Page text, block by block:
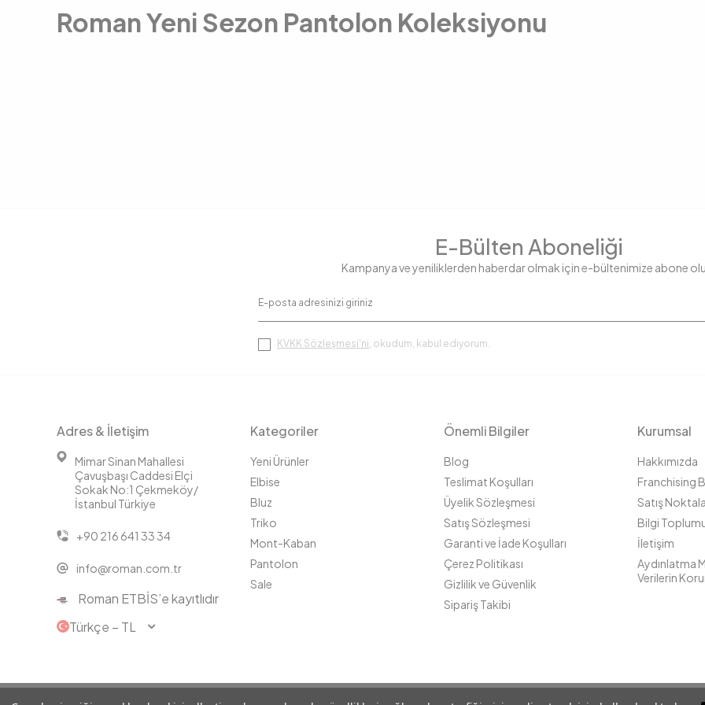
Roman Yeni Sezon Pantolon Koleksiyonu
E-Bülten Aboneliği
Kampanya ve yeniliklerden haberdar olmak için e-bültenimize abone
KVKK Sözleşmesi'ni, okudum, kabul ediyorum.
Adres & İletişim
Mimar Sinan Mahallesi
Çavuşbaşı Caddesi Elçi
Sokak No:1 Çekmeköy/
İstanbul Türkiye
+90 216 641 33 34
info@roman.com.tr
Roman ETBİS’e kayıtlıdır
Türkçe − TL
Kategoriler
Yeni Ürünler
Elbise
Bluz
Triko
Mont-Kaban
Pantolon
Sale
Önemli Bilgiler
Blog
Teslimat Koşulları
Üyelik Sözleşmesi
Satış Sözleşmesi
Garanti ve İade Koşulları
Çerez Politikası
Gizlilik ve Güvenlik
Sipariş Takibi
Kurumsal
Hakkımızda
Franchising
Satış
Bilgi
İletişim
Aydınlatma
Verilerin